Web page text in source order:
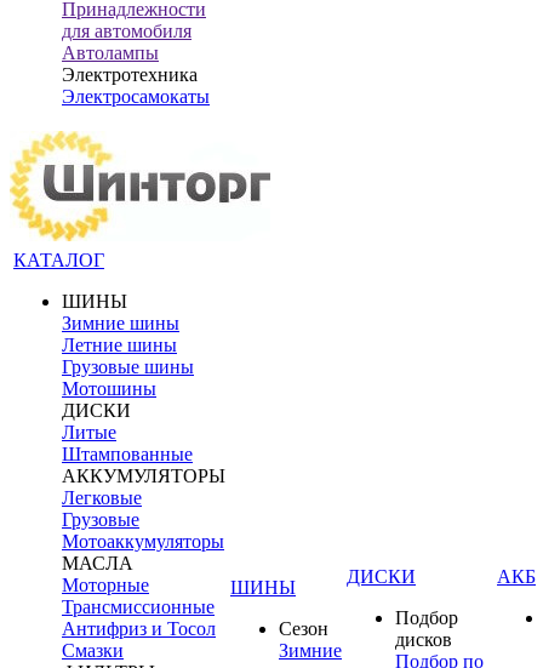
Принадлежности
для автомобиля
Автолампы
Электротехника
Электросамокаты
КАТАЛОГ
ШИНЫ
Зимние шины
Летние шины
Грузовые шины
Мотошины
ДИСКИ
Литые
Штампованные
АККУМУЛЯТОРЫ
Легковые
Грузовые
Мотоаккумуляторы
МАСЛА
Моторные
Трансмиссионные
Антифриз и Тосол
Смазки
ШИНЫ
Сезон
Зимние
ДИСКИ
Подбор
дисков
Подбор по
АКБ